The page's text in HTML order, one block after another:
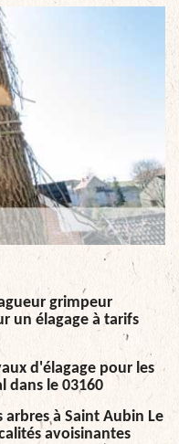
grimpeur
un élagage à tarifs
d'élagage pour les
dans le 03160
arbres à Saint Aubin Le
avoisinantes